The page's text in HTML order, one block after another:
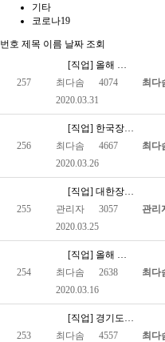
기타
코로나19
번호 제목 이름 날짜 조회
257
[직업] 올해 장애인 군무원 400명 채용…'사이버직렬 군무원'…
최다솜
4074
2020.03.31
최다
256
[직업] 한국장애인고용공단, 2020년도 장애인 표준사업장 무상…
최다솜
4667
2020.03.26
최다
255
[직업] 대한장애인체육회, 4월 7일까지 제2차 공개채용 실시
관리자
3057
2020.03.25
관리
254
[직업] 올해 중증장애인 국가공무원 50명 선발
최다솜
2638
2020.03.16
최다
253
[직업] 경기도, 여성장애인 역량강화 교육
최다솜
4557
최다